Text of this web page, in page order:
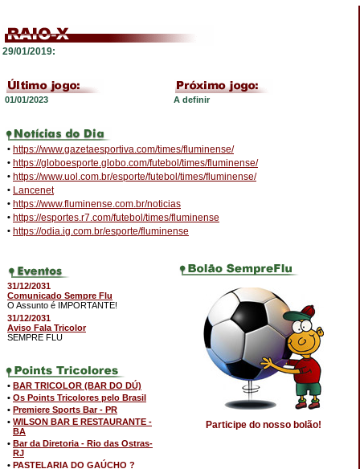
29/01/2019:
01/01/2023 A definir
• https://www.gazetaesportiva.com/times/fluminense/
• https://globoesporte.globo.com/futebol/times/fluminense/
• https://www.uol.com.br/esporte/futebol/times/fluminense/
• Lancenet
• https://www.fluminense.com.br/noticias
• https://esportes.r7.com/futebol/times/fluminense
• https://odia.ig.com.br/esporte/fluminense
31/12/2031
Comunicado Sempre Flu
O Assunto é IMPORTANTE!
31/12/2031
Aviso Fala Tricolor
SEMPRE FLU
• BAR TRICOLOR (BAR DO DÚ)
• Os Points Tricolores pelo Brasil
• Premiere Sports Bar - PR
• WILSON BAR E RESTAURANTE -
BA
• Bar da Diretoria - Rio das Ostras-
RJ
• PASTELARIA DO GAÚCHO ?
Participe do nosso bolão!